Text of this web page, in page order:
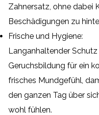
Zahnersatz, ohne dabei
Beschädigungen zu
Frische und Hygiene:
Langanhaltender
Geruchsbildung für ein
frisches Mundgefühl,
den ganzen Tag über
wohl fühlen.